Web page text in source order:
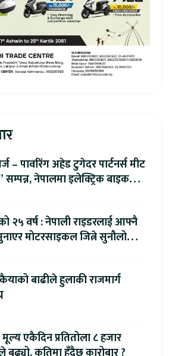
– पावरिंग अहेड टुगेदर पार्टनर्स मीट
सम्पन्न, नेपालमा इलेक्ट्रिक बाइक
२५ वर्ष : नेपाली राइडरलाई आफ्नै
मोटरसाइकल जित्ने सुनौलो
बाढीले हुलाकी राजमार्ग
एकैदिन प्रतितोला ८ हजार